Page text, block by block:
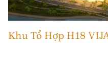
Khu Tổ Hợp H18